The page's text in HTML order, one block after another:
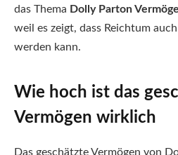
das Thema Dolly Parton
weil es zeigt, dass Reichtum
werden kann.
Wie hoch ist das
Vermögen wirklich
Das geschätzte Vermögen von